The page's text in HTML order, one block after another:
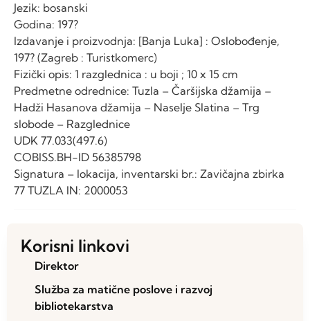
Jezik: bosanski
Godina: 197?
Izdavanje i proizvodnja: [Banja Luka] : Oslobođenje,
197? (Zagreb : Turistkomerc)
Fizički opis: 1 razglednica : u boji ; 10 x 15 cm
Predmetne odrednice: Tuzla – Čaršijska džamija –
Hadži Hasanova džamija – Naselje Slatina – Trg
slobode – Razglednice
UDK 77.033(497.6)
COBISS.BH-ID 56385798
Signatura – lokacija, inventarski br.: Zavičajna zbirka
77 TUZLA IN: 2000053
Korisni linkovi
Direktor
Služba za matične poslove i razvoj
bibliotekarstva